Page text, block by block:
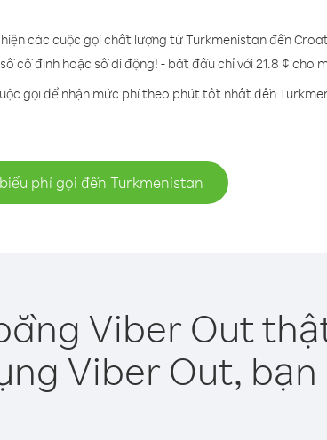
các cuộc gọi chất lượng từ Turkmenistan đến
cố định hoặc số di động! - bắt đầu chỉ với 21.8 ¢ cho
gọi để nhận mức phí theo phút tốt nhất đến
phí gọi đến Turkmenistan
Viber Out
Viber Out, bạn